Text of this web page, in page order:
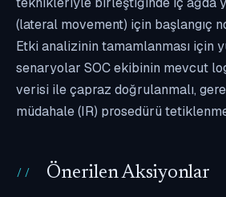
(lateral movement) için başlangıç
Etki analizinin tamamlanması için
senaryolar SOC ekibinin mevcut
verisi ile çapraz doğrulanmalı,
müdahale (IR) prosedürü
Önerilen Aksiyonlar